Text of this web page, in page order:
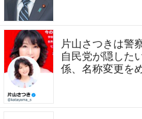
片山さつきは警
自民党が隠した
係、名称変更を